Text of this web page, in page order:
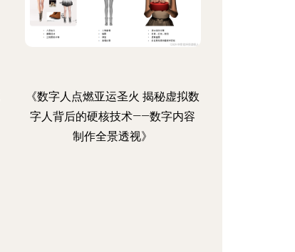
《数字人点燃亚运圣火 揭秘虚拟数
字人背后的硬核技术——数字内容
制作全景透视》